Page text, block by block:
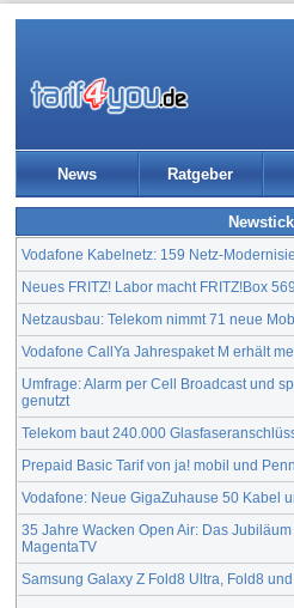
News Ratgeber
Vodafone Kabelnetz: 159 Netz-
Neues FRITZ! Labor macht FRITZ!Box
Netzausbau: Telekom nimmt 71 neue
Vodafone CallYa Jahrespaket M erhält
Umfrage: Alarm per Cell Broadcast und
genutzt
Telekom baut 240.000
Prepaid Basic Tarif von ja! mobil und
Vodafone: Neue GigaZuhause 50 Kabel
35 Jahre Wacken Open Air: Das
MagentaTV
Samsung Galaxy Z Fold8 Ultra, Fold8